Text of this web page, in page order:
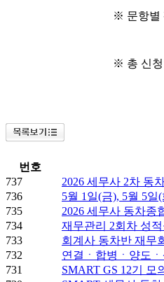
※ 문항별
※ 총 신청
번호
737
2026 세무사 2차 동
736
5월 1일(금), 5월 5일
735
2026 세무사 동차
734
재무관리 2회차 성적
733
회계사 동차반 재무
732
연결ㆍ합병ㆍ양도
731
SMART GS 12기 모